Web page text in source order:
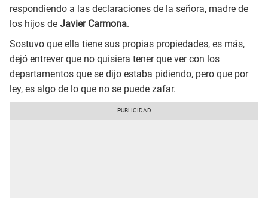
respondiendo a las declaraciones de la señora, madre de
los hijos de Javier Carmona.
Sostuvo que ella tiene sus propias propiedades, es más,
dejó entrever que no quisiera tener que ver con los
departamentos que se dijo estaba pidiendo, pero que por
ley, es algo de lo que no se puede zafar.